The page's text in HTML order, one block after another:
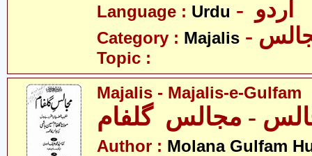
Language : Urdu
Category : Majalis
Topic :
Majalis - Majalis-e-Gulfam
Author : Molana Gulfam